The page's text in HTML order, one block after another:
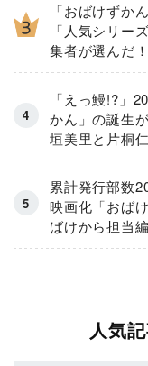
「おばけずか
「人気シリー
集者が選んだ
んち」「ふゆ
「えっ鰻!?」
かん」の誕生
垣美里と片桐
者を直撃
累計発行部数
映画化「おば
ばけから担当
っこう」「レ
人気